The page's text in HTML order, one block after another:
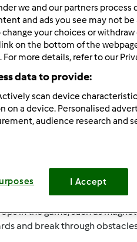
Wyników na stronę:
10
endless runner game! Dash
hoverboards.
and skateboard
Fresh, etc. Each character
protection, but also increase
in the game, such as
and break through
we and our partners process
and ads you see may not
your choices or
on the bottom of the
more details, refer to our
data to provide:
scan device
on a device. Personalised
audience research and
I Accept